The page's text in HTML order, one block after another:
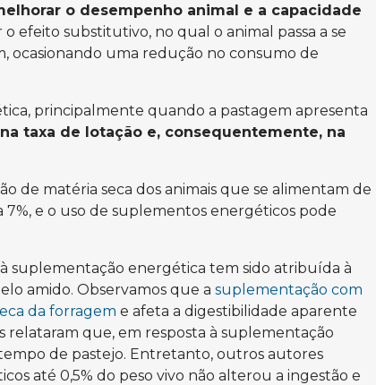
o desempenho animal e a capacidade
efeito substitutivo, no qual o animal passa a se
ocasionando uma redução no consumo de
principalmente quando a pastagem apresenta
taxa de lotação e, consequentemente, na
de matéria seca dos animais que se alimentam de
e o uso de suplementos energéticos pode
suplementação energética tem sido atribuída à
amido. Observamos que a suplementação com
da forragem e afeta a digestibilidade aparente
que, em resposta à suplementação
de pastejo. Entretanto, outros autores
até 0,5% do peso vivo não alterou a ingestão e